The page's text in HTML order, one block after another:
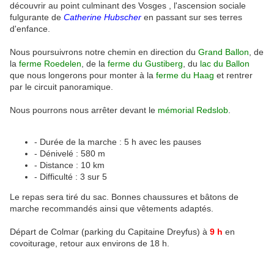
découvrir au point culminant des Vosges , l'ascension sociale
fulgurante de Catherine Hubscher en passant sur ses terres
d'enfance
Nous poursuivrons notre chemin en direction du Grand Ballon , de
la ferme Roedelen , de la ferme du Gustiberg , du lac du Ballon
que nous longerons pour monter à la ferme du Haag et rentrer
par le circuit panoramique.
Nous pourrons nous arrêter devant le mémorial Redslob
- Durée de la marche : 5 h avec les pauses
- Dénivelé : 580 m
- Distance : 10 km
- Difficulté : 3 sur 5
Le repas sera tiré du sac. Bonnes chaussures et bâtons de
marche recommandés ainsi que vêtements adaptés.
Départ de Colmar (parking du Capitaine Dreyfus) à 9 h en
covoiturage, retour aux environs de 18 h.